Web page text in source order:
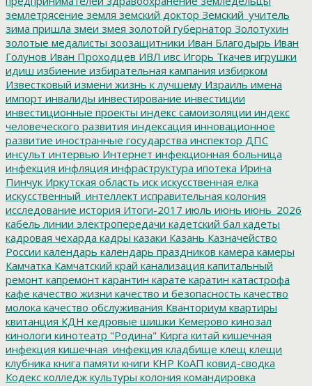
землетрясение земля земский доктор Земский_учитель
зима пришла змеи змея золотой губернатор Золотухин
золотые медалисты зоозащитники Иван Благодырь Иван
Голунов Иван Проходцев ИВЛ ивс Игорь Ткачев игрушки
идиш избиение избирательная кампания избирком
Известковый измени жизнь к лучшему Израиль имена
импорт инвалиды инвестирование инвестиции
инвестиционные проекты индекс самоизоляции индекс
человеческого развития индексация инновационное
развитие иностранные государства инспектор ДПС
инсульт интервью Интернет инфекционная больница
инфекция инфляция инфраструктура ипотека Ирина
Пинчук Иркутская область иск искусственная елка
искусственный_интеллект исправительная колония
исследование история Итоги-2017 июль июнь июнь_2026
кабель линии электропередачи кадетский бал кадеты
кадровая чехарда кадры казаки Казань Казначейство
России календарь календарь праздников камера камеры
Камчатка Камчатский край канализация капитальный
ремонт капремонт карантин карате каратин катастрофа
кафе качество жизни качество и безопасность качество
молока качество обслуживания Кванториум квартиры
квитанция КДН кедровые шишки Кемерово кинозал
кинологи кинотеатр "Родина" Кирга китай кишечная
инфекция кишечная_инфекция кладбище клещ клещи
клубника книга памяти книги КНР КоАП ковид-сводка
Кодекс колледж культуры колония командировка